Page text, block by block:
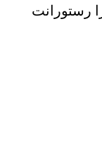
رستورانت